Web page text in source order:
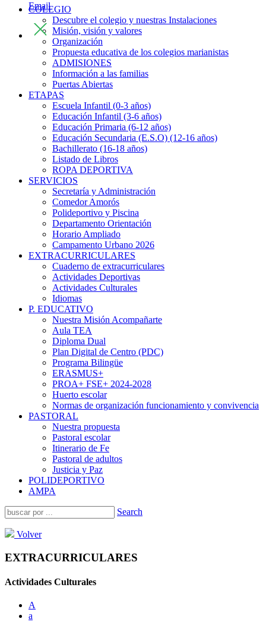
Email
COLEGIO
Descubre el colegio y nuestras Instalaciones
Misión, visión y valores
Organización
Propuesta educativa de los colegios marianistas
ADMISIONES
Información a las familias
Puertas Abiertas
ETAPAS
Escuela Infantil (0-3 años)
Educación Infantil (3-6 años)
Educación Primaria (6-12 años)
Educación Secundaria (E.S.O) (12-16 años)
Bachillerato (16-18 años)
Listado de Libros
ROPA DEPORTIVA
SERVICIOS
Secretaría y Administración
Comedor Amorós
Polideportivo y Piscina
Departamento Orientación
Horario Ampliado
Campamento Urbano 2026
EXTRACURRICULARES
Cuaderno de extracurriculares
Actividades Deportivas
Actividades Culturales
Idiomas
P. EDUCATIVO
Nuestra Misión Acompañarte
Aula TEA
Diploma Dual
Plan Digital de Centro (PDC)
Programa Bilingüe
ERASMUS+
PROA+ FSE+ 2024-2028
Huerto escolar
Normas de organización funcionamiento y convivencia
PASTORAL
Nuestra propuesta
Pastoral escolar
Itinerario de Fe
Pastoral de adultos
Justicia y Paz
POLIDEPORTIVO
AMPA
Search
Volver
EXTRACURRICULARES
Actividades Culturales
A
a